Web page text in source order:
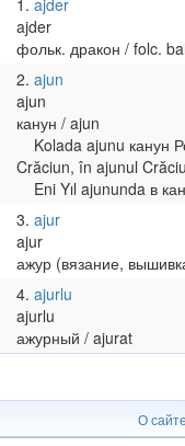
1 ajder
ajder
фольк. дракон / folc.
2 ajun
ajun
канун / ajun
Kolada ajunu канун
Crăciun, în ajunul
Eni Yıl ajununda в
3 ajur
ajur
ажур (вязание,
4 ajurlu
ajurlu
ажурный / ajurat
О сайте